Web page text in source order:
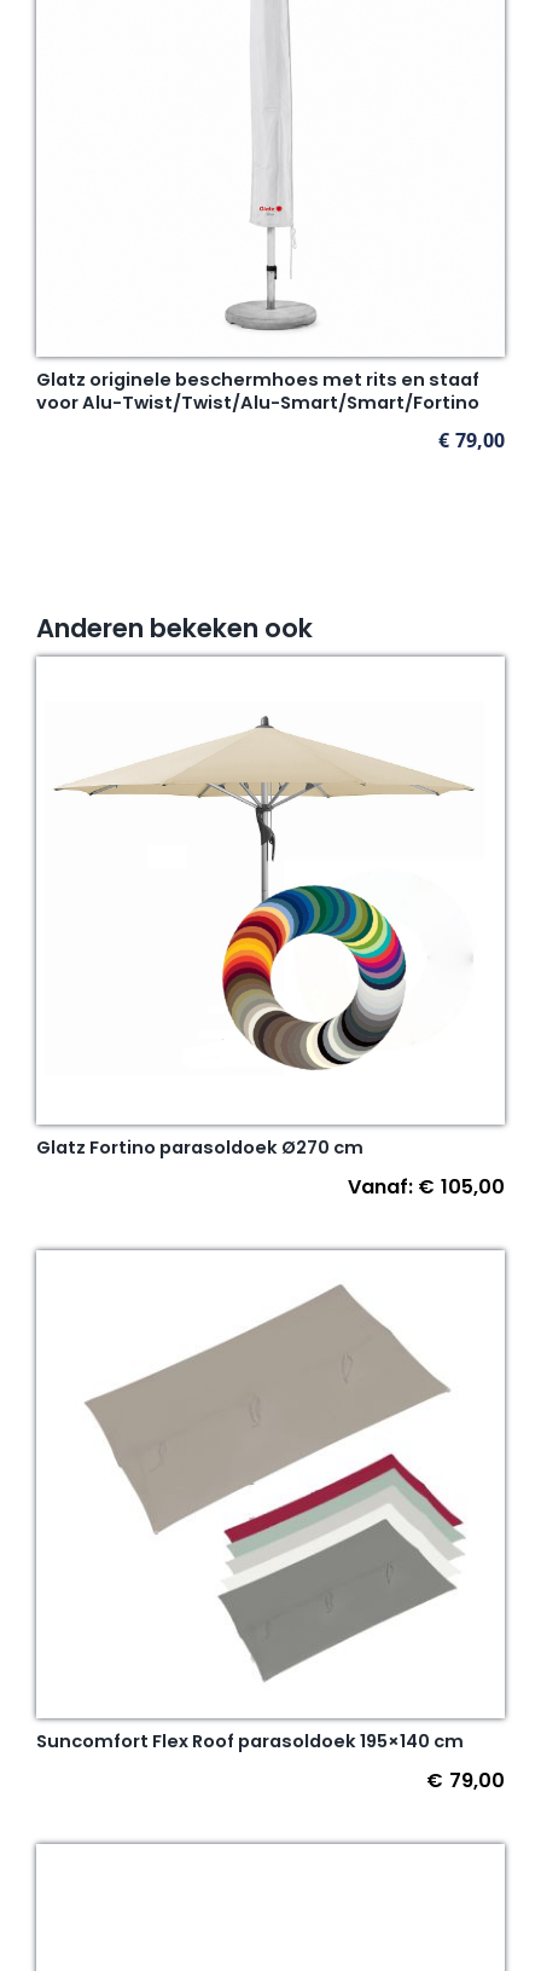
Glatz originele beschermhoes met rits en staaf
voor Alu-Twist/Twist/Alu-Smart/Smart/Fortino
€ 79,00
Anderen bekeken ook
Glatz Fortino parasoldoek Ø270 cm
Vanaf: € 105,00
Suncomfort Flex Roof parasoldoek 195×140 cm
€ 79,00